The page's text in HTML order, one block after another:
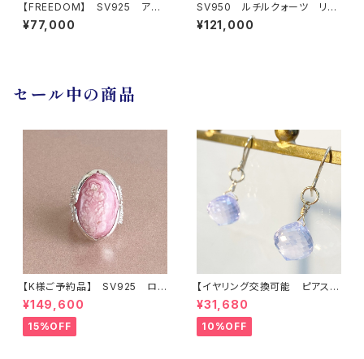
【FREEDOM】 SV925 アゲ
ート リング
¥77,000
SV950 ルチルクォーツ リン
グ
¥121,000
セール中の商品
【K様ご予約品】 SV925 ロ
ードクロサイト インカロー
ズ リング
¥149,600
15%OFF
【イヤリング交換可能 ピアス】
アメシスティンクォーツ
¥31,680
10%OFF